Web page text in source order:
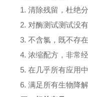
1. 清除残留，杜绝
2. 对酶测试测试没
3. 不含氯，既不存
4. 浓缩配方，非常
5. 在几乎所有应用
6. 满足所有生物降